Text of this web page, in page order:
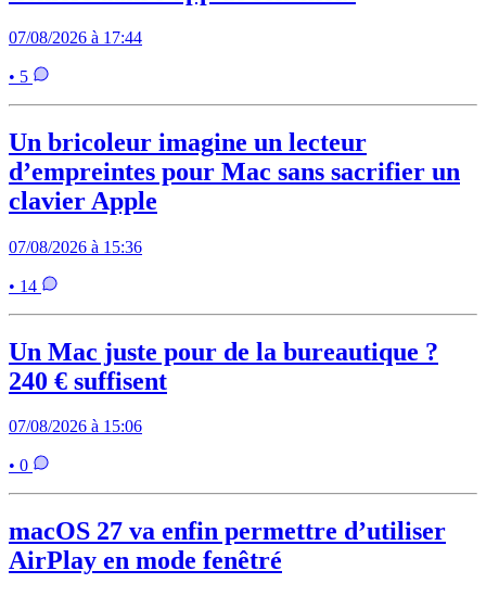
07/08/2026 à 17:44
• 5
Un bricoleur imagine un lecteur
d’empreintes pour Mac sans sacrifier un
clavier Apple
07/08/2026 à 15:36
• 14
Un Mac juste pour de la bureautique ?
240 € suffisent
07/08/2026 à 15:06
• 0
macOS 27 va enfin permettre d’utiliser
AirPlay en mode fenêtré